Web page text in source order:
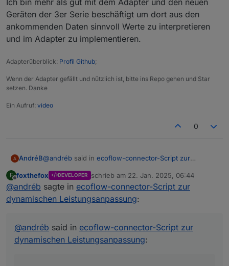
gezwungen werde (und Zeit habe).
ich gerne.
Geräten der 3er Serie beschäftigt um dort aus den
ankommenden Daten sinnvoll Werte zu interpretieren
und im Adapter zu implementieren.
Adapterüberblick: Profil Github;
Wenn der Adapter gefällt und nützlich ist, bitte ins Repo gehen und Star
setzen. Danke
Ein Aufruf: video
0
AndréB@andréb said in ecoflow-connector-Script zur
Dafür wäre es aber notwendig, es auf GitHub zu
veröffentlichen. Dann könnte man da prima
zusammen dran arbeiten und Feedback bzw.
mehr Leute. Falls du Interesse hast, meld dich
gern mal. Wenn du da keinen Bock drauf oder
keine Zeit dafür hast, könnte ich das auch
Nach 5 Minuten länger überlegen, bin ich versucht,
bauen - zumindest hätte ich Bock, es zu versuchen 😃
F
Offline
foxthefox DEVELOPER schrieb am 22. Jan. 2025, 06:44
zuletzt editiert von
@andréb sagte in ecoflow-connector-Script zur
dynamischen Leistungsanpassung:
@andréb said in ecoflow-connector-Script zur
dynamischen Leistungsanpassung: